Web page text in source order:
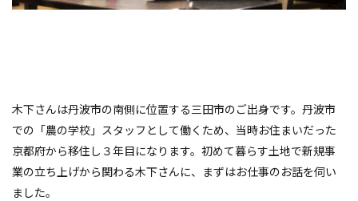
木下さんは丹波市の南側に位置する三田市のご出身です。丹波市
での「農の学校」スタッフとして働くため、当時お住まいだった
京都府から移住し３年目になります。初めて暮らす土地で新規事
業の立ち上げから関わる木下さんに、まずはお仕事のお話を伺い
ました。